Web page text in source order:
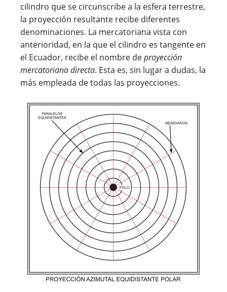
cilindro que se circunscribe a la esfera terrestre,
la proyección resultante recibe diferentes
denominaciones. La mercatoriana vista con
anterioridad, en la que el cilindro es tangente en
el Ecuador, recibe el nombre deproyección
mercatoriana directa. Esta es, sin lugar a dudas, la
más empleada de todas las proyecciones.